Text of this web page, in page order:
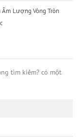
Lượng Vòng Tròn
tìm kiếm? có một